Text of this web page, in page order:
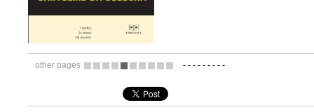
other pages - - - - - - - - -